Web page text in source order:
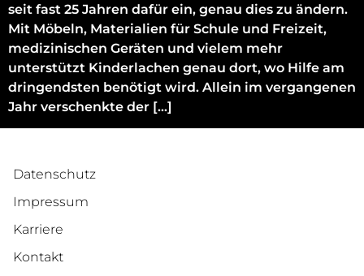
seit fast 25 Jahren dafür ein, genau dies zu ändern.
Mit Möbeln, Materialien für Schule und Freizeit,
medizinischen Geräten und vielem mehr
unterstützt Kinderlachen genau dort, wo Hilfe am
dringendsten benötigt wird. Allein im vergangenen
Jahr verschenkte der […]
Datenschutz
Impressum
Karriere
Kontakt